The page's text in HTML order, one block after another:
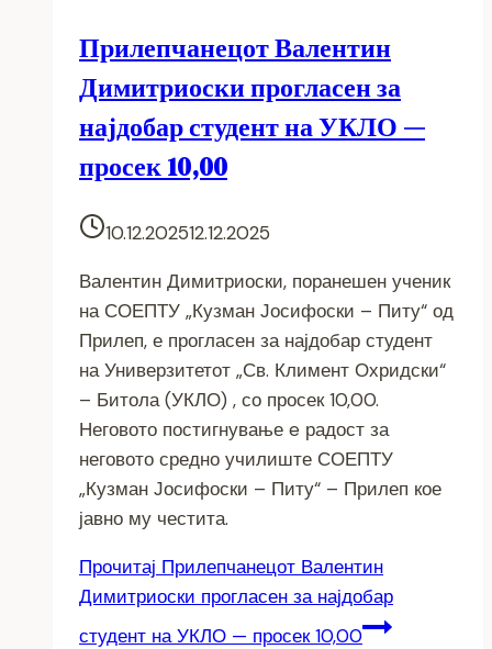
Прилепчанецот Валентин
Димитриоски прогласен за
најдобар студент на УКЛО —
просек 10,00
10.12.202512.12.2025
Валентин Димитриоски, поранешен ученик
на СОЕПТУ „Кузман Јосифоски – Питу“ од
Прилеп, е прогласен за најдобар студент
на Универзитетот „Св. Климент Охридски“
– Битола (УКЛО) , со просек 10,00.
Неговото постигнување e радост за
неговото средно училиште СОЕПТУ
„Кузман Јосифоски – Питу“ – Прилеп кое
јавно му честита.
Прочитај Прилепчанецот Валентин
Димитриоски прогласен за најдобар
студент на УКЛО — просек 10,00